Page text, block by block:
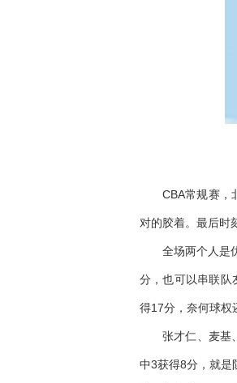
CBA常规赛，
对的胶着。最后时
全场两个人是
分，也可以串联队
得17分，奈何球权
张才仁、麦基
中3获得8分，就是